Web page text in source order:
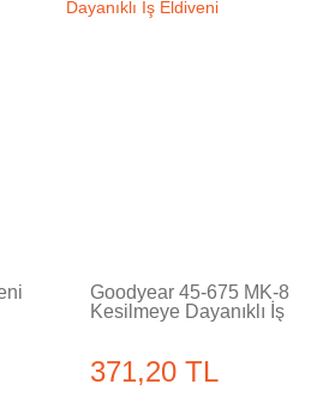
Goodyear 45-675 MK-8
Kesilmeye Dayanıklı İş
371,20 TL